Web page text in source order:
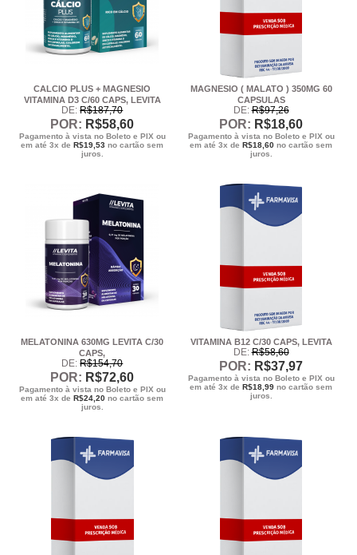
CALCIO PLUS + MAGNESIO
VITAMINA D3 C/60 CAPS, LEVITA
DE: R$187,70
POR: R$58,60
Pagamento à vista no Boleto e PIX ou
em até 3x deR$19,53 no cartão sem
juros.
MAGNESIO ( MALATO ) 350MG 60
CAPSULAS
DE: R$97,26
POR: R$18,60
Pagamento à vista no Boleto e PIX ou
em até 3x deR$18,60 no cartão sem
juros.
MELATONINA 630MG LEVITA C/30
CAPS,
DE: R$154,70
POR: R$72,60
Pagamento à vista no Boleto e PIX ou
em até 3x deR$24,20 no cartão sem
juros.
VITAMINA B12 C/30 CAPS, LEVITA
DE: R$58,60
POR: R$37,97
Pagamento à vista no Boleto e PIX ou
em até 3x deR$18,99 no cartão sem
juros.